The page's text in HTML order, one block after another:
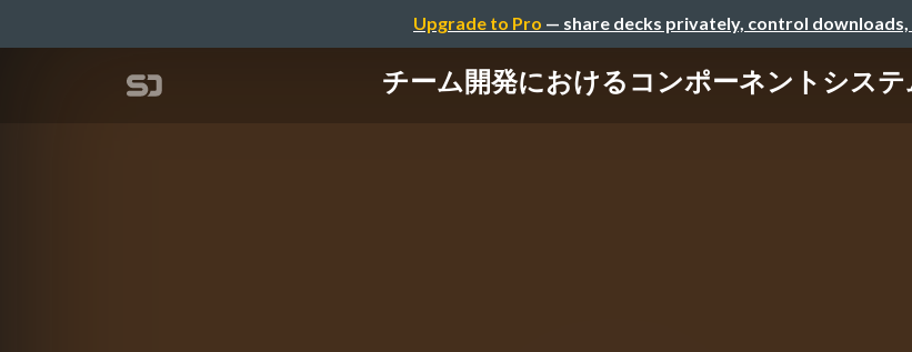
Upgrade to Pro — share decks privately, control downloads,
チーム開発におけるコンポーネントシス